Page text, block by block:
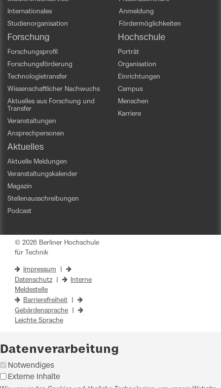
Internationales
Studienorganisation
Anmeldung
Fördermöglichkeiten
Forschung
Forschungsprofil
Forschungsförderung
Technologietransfer
Wissenschaftlicher Nachwuchs
Aktuelles aus Forschung und
Transfer
Veranstaltungen
Ansprechpersonen
Hochschule
Porträt
Organisation
Einrichtungen
Campus
Menschen
Karriere
Aktuelles
Aktuelle Meldungen
Veranstaltungskalender
Magazin
Stellenausschreibungen
Podcast
© 2026 Berliner Hochschule
für Technik
Impressum
Datenschutz
Interne
Meldestelle
Barrierefreiheit
Gebärdensprache
Leichte Sprache
Datenverarbeitung
Notwendiges
Externe Inhalte